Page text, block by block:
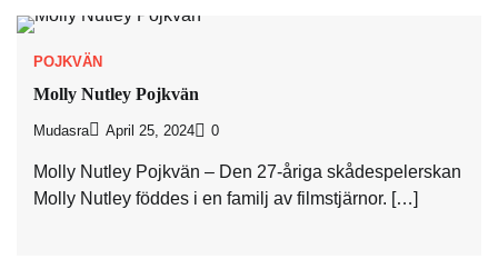
POJKVÄN
Molly Nutley Pojkvän
Mudasra April 25, 2024 0
Molly Nutley Pojkvän – Den 27-åriga skådespelerskan
Molly Nutley föddes i en familj av filmstjärnor. […]